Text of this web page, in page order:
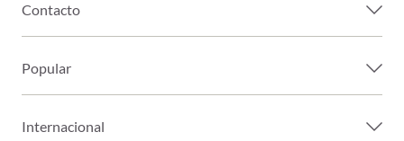
Contacto
Popular
Internacional